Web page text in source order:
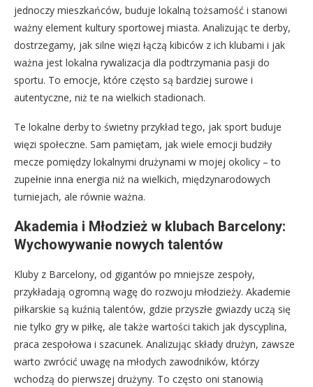
jednoczy mieszkańców, buduje lokalną tożsamość i stanowi
ważny element kultury sportowej miasta. Analizując te derby,
dostrzegamy, jak silne więzi łączą kibiców z ich klubami i jak
ważna jest lokalna rywalizacja dla podtrzymania pasji do
sportu. To emocje, które często są bardziej surowe i
autentyczne, niż te na wielkich stadionach.
Te lokalne derby to świetny przykład tego, jak sport buduje
więzi społeczne. Sam pamiętam, jak wiele emocji budziły
mecze pomiędzy lokalnymi drużynami w mojej okolicy – to
zupełnie inna energia niż na wielkich, międzynarodowych
turniejach, ale równie ważna.
Akademia i Młodzież w klubach Barcelony:
Wychowywanie nowych talentów
Kluby z Barcelony, od gigantów po mniejsze zespoły,
przykładają ogromną wagę do rozwoju młodzieży. Akademie
piłkarskie są kuźnią talentów, gdzie przyszłe gwiazdy uczą się
nie tylko gry w piłkę, ale także wartości takich jak dyscyplina,
praca zespołowa i szacunek. Analizując składy drużyn, zawsze
warto zwrócić uwagę na młodych zawodników, którzy
wchodzą do pierwszej drużyny. To często oni stanowią